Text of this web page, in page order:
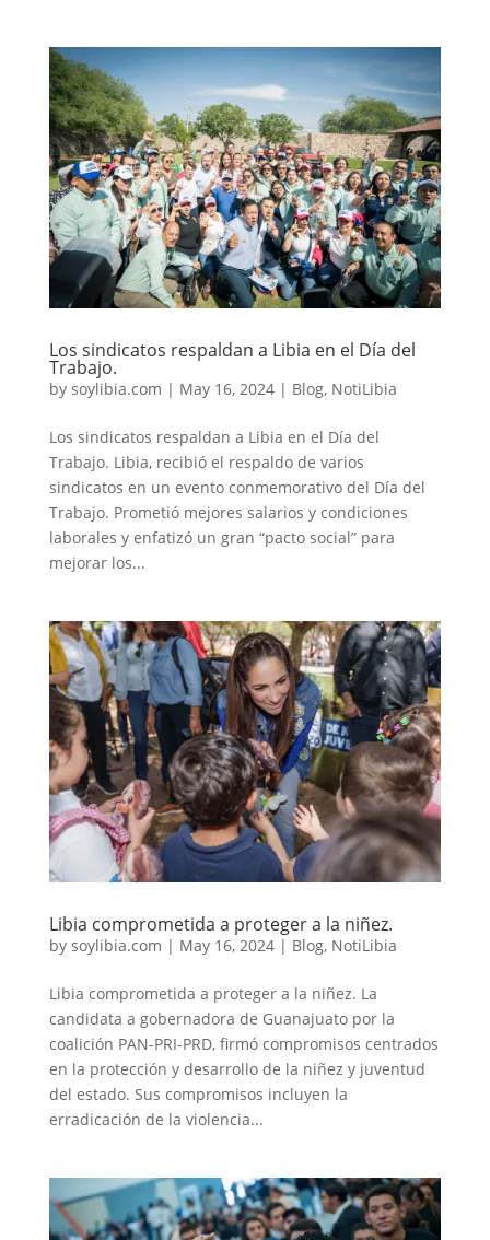
Los sindicatos respaldan a Libia en el Día del
Trabajo.
by soylibia.com | May 16, 2024| Blog, NotiLibia
Los sindicatos respaldan a Libia en el Día del
Trabajo. Libia, recibió el respaldo de varios
sindicatos en un evento conmemorativo del Día del
Trabajo. Prometió mejores salarios y condiciones
laborales y enfatizó un gran “pacto social” para
mejorar los...
Libia comprometida a proteger a la niñez.
by soylibia.com | May 16, 2024| Blog, NotiLibia
Libia comprometida a proteger a la niñez. La
candidata a gobernadora de Guanajuato por la
coalición PAN-PRI-PRD, firmó compromisos centrados
en la protección y desarrollo de la niñez y juventud
del estado. Sus compromisos incluyen la
erradicación de la violencia...